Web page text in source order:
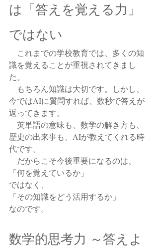
は「答えを覚える力」
ではない
これまでの学校教育では、多くの知
識を覚えることが重視されてきまし
た。
もちろん知識は大切です。しかし、
今ではAIに質問すれば、数秒で答えが
返ってきます。
英単語の意味も、数学の解き方も、
歴史の出来事も、AIが教えてくれる時
代です。
だからこそ今後重要になるのは、
「何を覚えているか」
ではなく、
「その知識をどう活用するか」
なのです。
数学的思考力 ～答えよ